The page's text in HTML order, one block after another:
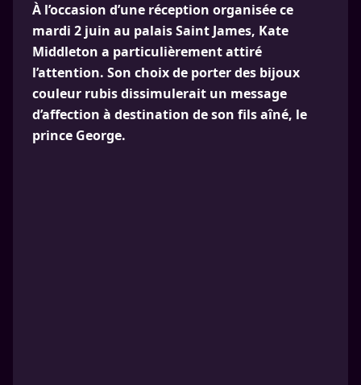
À l’occasion d’une réception organisée ce
mardi 2 juin au palais Saint James, Kate
Middleton a particulièrement attiré
l’attention. Son choix de porter des bijoux
couleur rubis dissimulerait un message
d’affection à destination de son fils aîné, le
prince George.